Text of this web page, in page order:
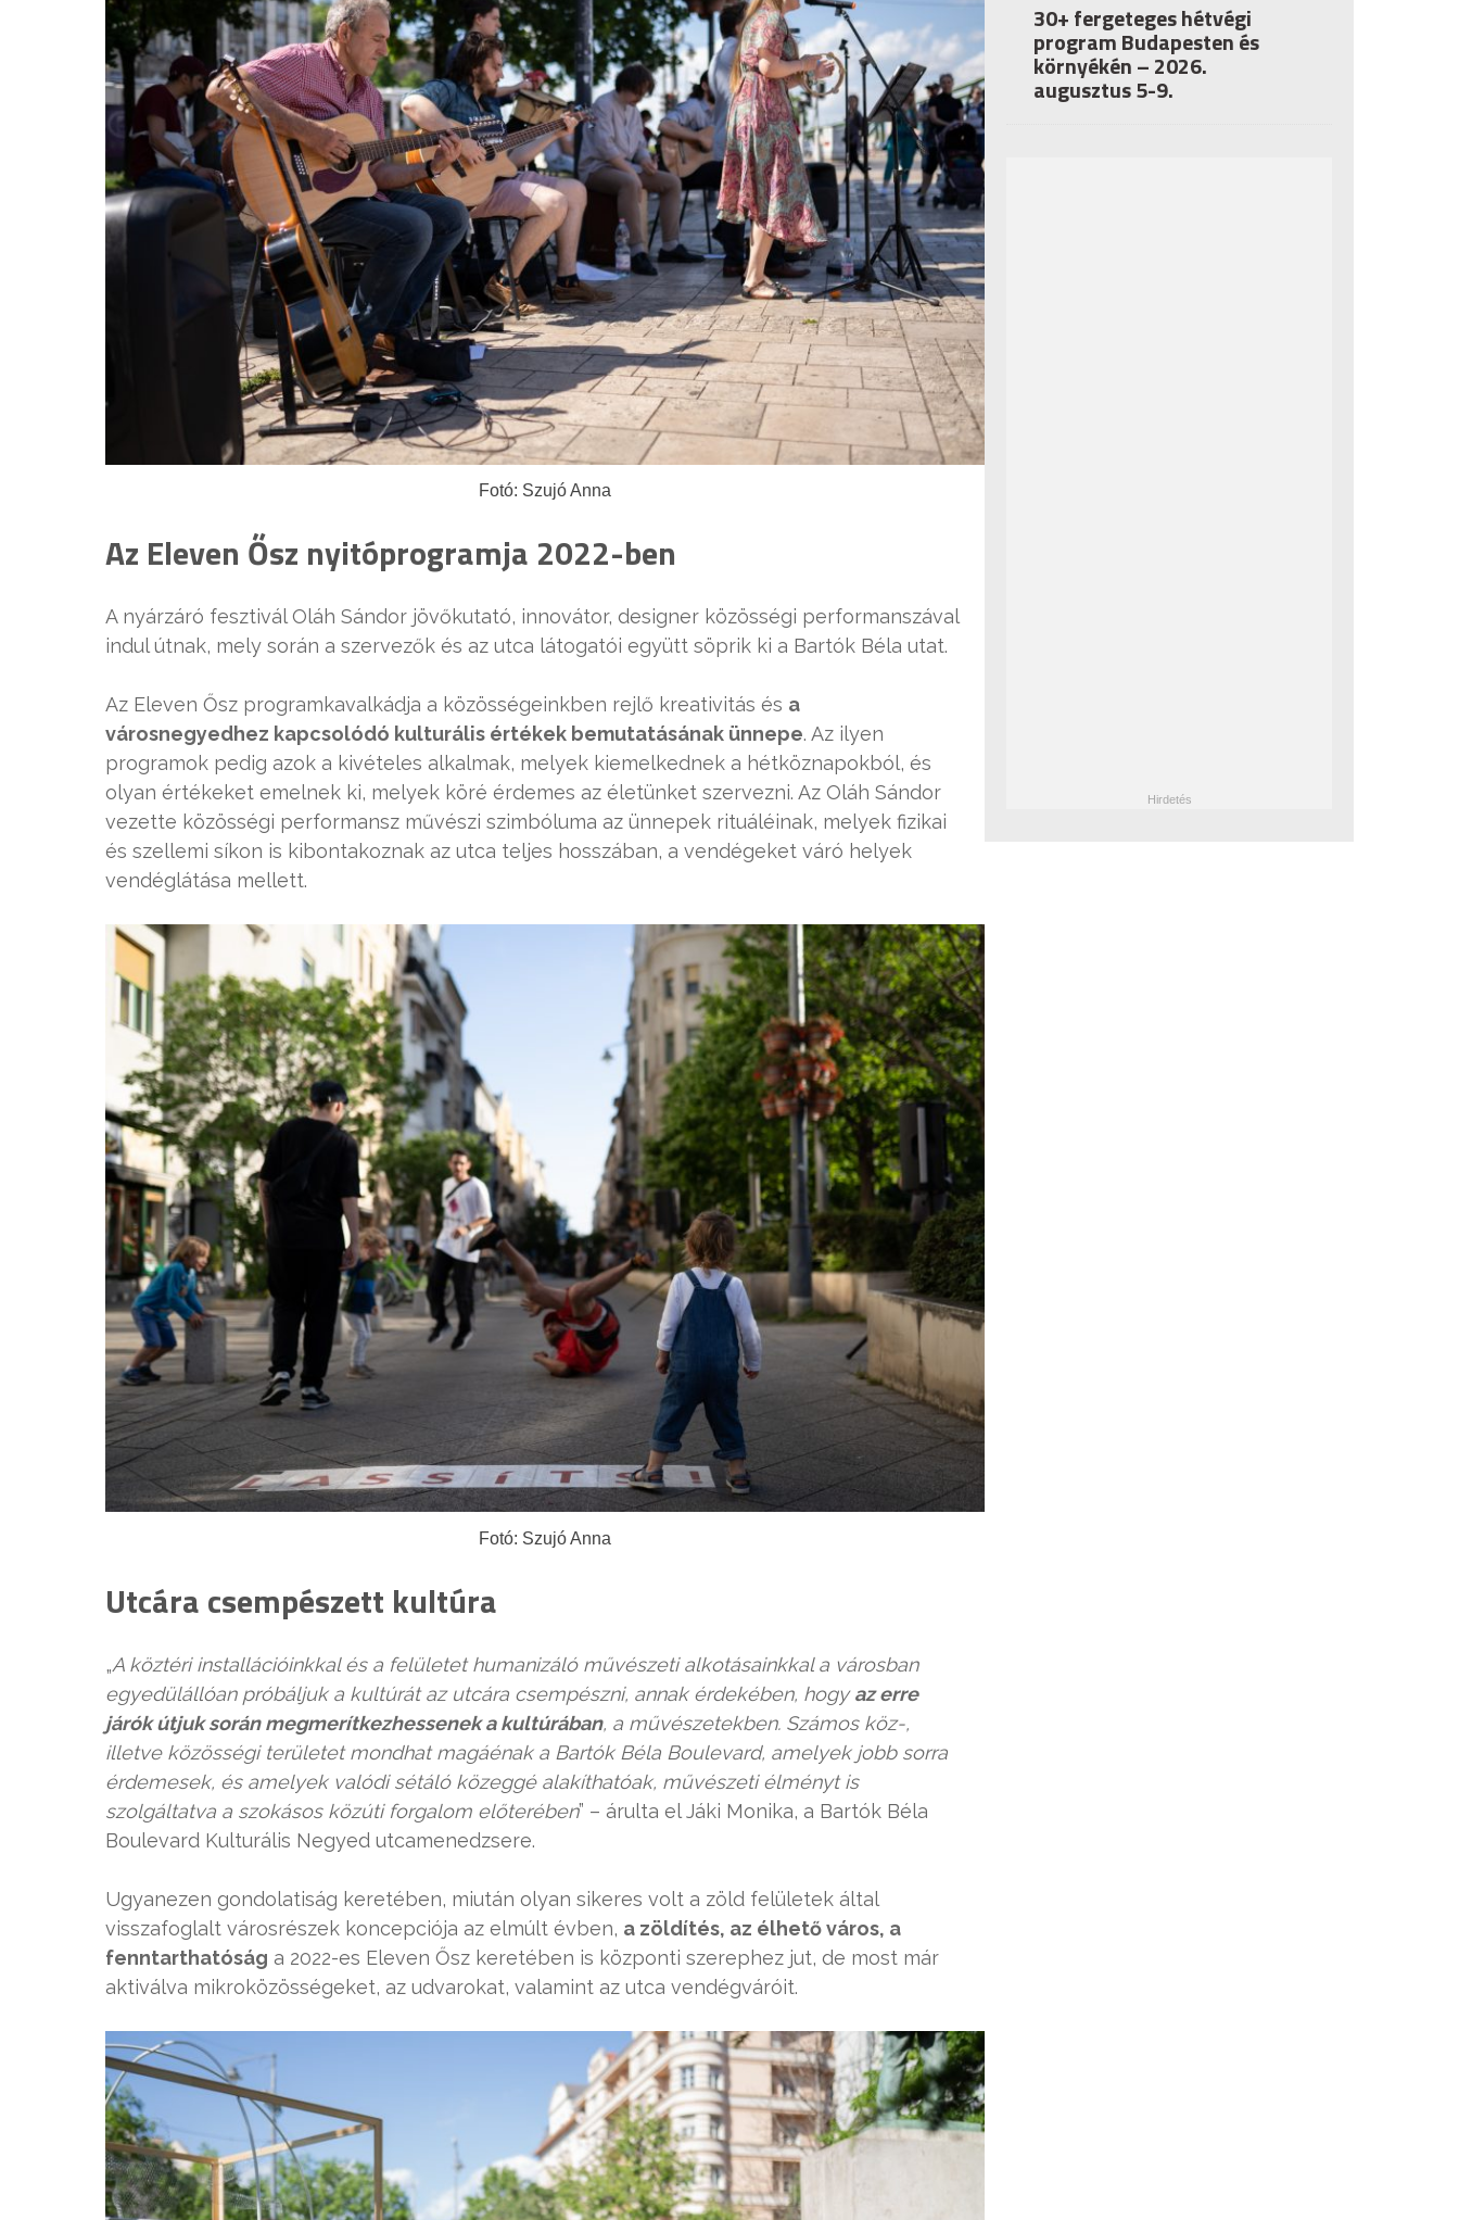
Fotó: Szujó Anna
Az Eleven Ősz nyitóprogramja 2022-ben
A nyárzáró fesztivál Oláh Sándor jövőkutató, innovátor, designer közösségi performanszával
indul útnak, mely során a szervezők és az utca látogatói együtt söprik ki a Bartók Béla utat.
Az Eleven Ősz programkavalkádja a közösségeinkben rejlő kreativitás és a
városnegyedhez kapcsolódó kulturális értékek bemutatásának ünnepe. Az ilyen
programok pedig azok a kivételes alkalmak, melyek kiemelkednek a hétköznapokból, és
olyan értékeket emelnek ki, melyek köré érdemes az életünket szervezni. Az Oláh Sándor
vezette közösségi performansz művészi szimbóluma az ünnepek rituáléinak, melyek fizikai
és szellemi síkon is kibontakoznak az utca teljes hosszában, a vendégeket váró helyek
vendéglátása mellett.
Fotó: Szujó Anna
Utcára csempészett kultúra
„A köztéri installációinkkal és a felületet humanizáló művészeti alkotásainkkal a városban
egyedülállóan próbáljuk a kultúrát az utcára csempészni, annak érdekében, hogyaz erre
járók útjuk során megmerítkezhessenek a kultúrában, a művészetekben. Számos köz-,
illetve közösségi területet mondhat magáénak a Bartók Béla Boulevard, amelyek jobb sorra
érdemesek, és amelyek valódi sétáló közeggé alakíthatóak, művészeti élményt is
szolgáltatva a szokásos közúti forgalom előterében” – árulta el Jáki Monika, a Bartók Béla
Boulevard Kulturális Negyed utcamenedzsere.
Ugyanezen gondolatiság keretében, miután olyan sikeres volt a zöld felületek által
visszafoglalt városrészek koncepciója az elmúlt évben, a zöldítés, az élhető város, a
fenntarthatóság a 2022-es Eleven Ősz keretében is központi szerephez jut, de most már
aktiválva mikroközösségeket, az udvarokat, valamint az utca vendégváróit.
30+ fergeteges hétvégi
program Budapesten és
környékén – 2026.
augusztus 5-9.